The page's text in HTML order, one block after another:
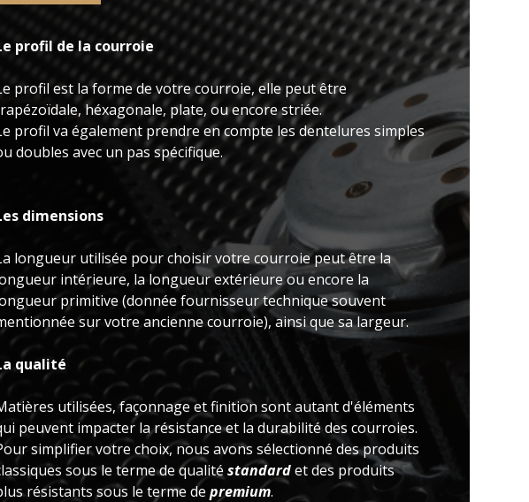
profil de la courroie
profil est la forme de votre courroie, elle peut être
héxagonale, plate, ou encore striée.
profil va également prendre en compte les dentelures simples
doubles avec un pas spécifique.
dimensions
longueur utilisée pour choisir votre courroie peut être la
intérieure, la longueur extérieure ou encore la
primitive (donnée fournisseur technique souvent
sur votre ancienne courroie), ainsi que sa largeur.
qualité
utilisées, façonnage et finition sont autant d'éléments
peuvent impacter la résistance et la durabilité des courroies.
simplifier votre choix, nous avons sélectionné des produits
sous le terme de qualité standardet des produits
résistants sous le terme de premium.